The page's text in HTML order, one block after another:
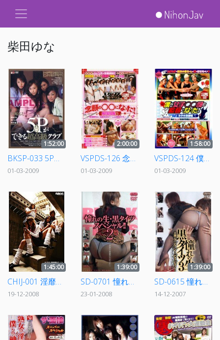
柴田ゆな
1:52:00
BKSP-033 5Pができる超高級クラブ
01-03-2009
2:00:00
VSPDS-126 念願の○○になった！ 病院院長編
01-03-2009
1:58:00
VSPDS-124 僕が女子○○部の監督になった！ 女子水泳部編
01-03-2009
1:45:00
CHIJ-001 淫靡Days 1
19-12-2008
1:39:00
SD-0701 憧れの生・黒タイツスペシャル！！ 2
23-01-2008
1:39:00
SD-0615 憧れの生・黒タイツ 3
14-12-2007